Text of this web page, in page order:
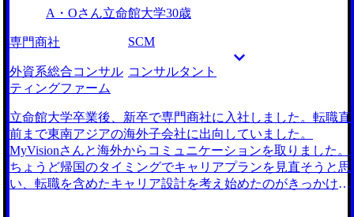
収は約550万円でしたが、転職後は約650万円に増加しまし
身が働く会社への不安を感じることも少ないだろうと思った
こともコンサルティングファームに興味を持った理由の一つ
です。 大手エージェントとMyVisionさんの計2社と面談を行
いました。 担当の坂口さんが、私の描くキャリアを受け止
め、さまざまな選択肢を提示してくださっていると感じたか
深く、多数のファームを幅広く紹介してくださいました。そ
して、私の経験や紹介いただいたファームごとの反応を見な
がら、最適な転職活動のプランを提案してくださったので、
ここなら自分の転職を任せることができそうだと考え、
MyVisionさんを選択いたしました。 マンツーマンの面接対
A・Oさん立命館大学30歳
専門商社 SCM
外資系総合コンサル
ティングファーム
コンサルタント
立命館大学卒業後、新卒で専門商社に入社しました。転職直
前まで東南アジアの海外子会社に出向していました。
MyVisionさんと海外からコミュニケーションを取りました。
ちょうど帰国のタイミングでキャリアプランを見直そうと思
い、転職を含めたキャリア設計を考え始めたのがきっかけで